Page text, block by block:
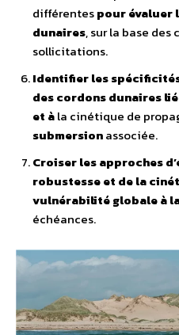
différentespour évaluer
dunaires, sur la base
sollicitations.
Identifier les
des cordons dunaires
et àla cinétique de
submersionassociée.
Croiser les approches
robustesse et de la
vulnérabilité globale à
échéances.